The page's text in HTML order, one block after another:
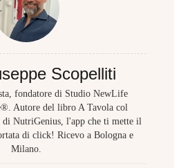
Scopelliti
fondatore di Studio NewLife
Autore del libro A Tavola col
NutriGenius, l'app che ti mette il
di click! Ricevo a Bologna e
Milano.